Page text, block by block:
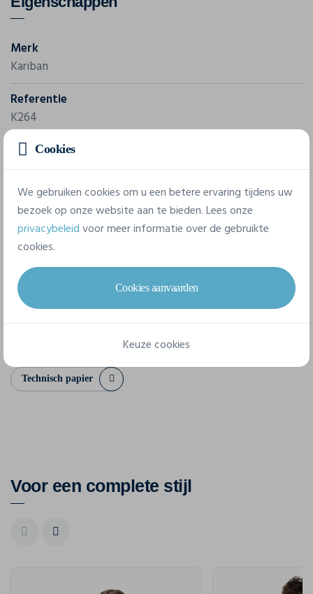
Merk
Kariban
Referentie
K264
Gram/m²
180 g/m²
Samenstelling
100% Katoen
6 beschikbare maten
S M L XL XXL 3XL
Technisch papier
Voor een complete stijl
Cookies
We gebruiken cookies om u een betere ervaring tijdens uw
bezoek op onze website aan te bieden. Lees onze
privacybeleidvoor meer informatie over de gebruikte
cookies.
Cookies aanvaarden
Keuze cookies